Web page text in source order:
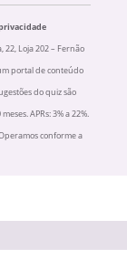
22, Loja 202 – Fernão
portal de conteúdo
do quiz são
APRs: 3% a 22%.
conforme a